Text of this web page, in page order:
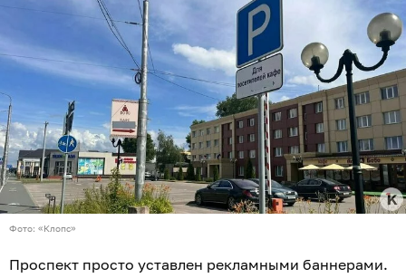
Фото: «Клопс»
Проспект просто уставлен рекламными баннерами.